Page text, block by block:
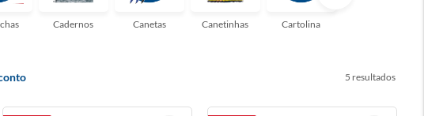
Cadernos Canetas Canetinhas Cartolina
5